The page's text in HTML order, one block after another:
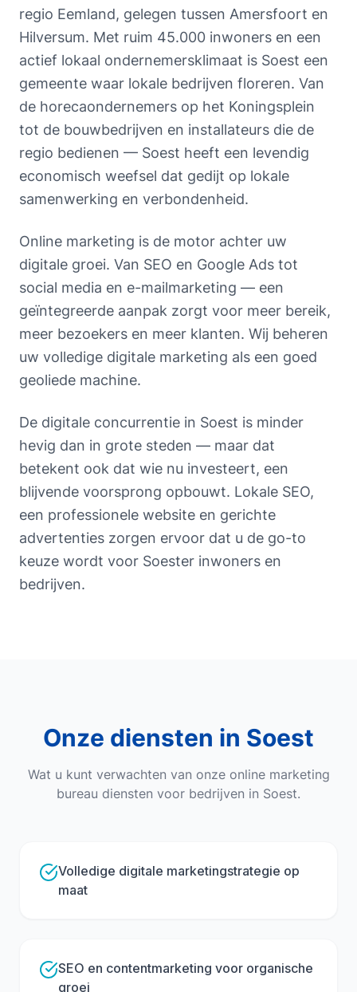
regio Eemland, gelegen tussen Amersfoort en
Hilversum. Met ruim 45.000 inwoners en een
actief lokaal ondernemersklimaat is Soest een
gemeente waar lokale bedrijven floreren. Van
de horecaondernemers op het Koningsplein
tot de bouwbedrijven en installateurs die de
regio bedienen — Soest heeft een levendig
economisch weefsel dat gedijt op lokale
samenwerking en verbondenheid.
Online marketing is de motor achter uw
digitale groei. Van SEO en Google Ads tot
social media en e-mailmarketing — een
geïntegreerde aanpak zorgt voor meer bereik,
meer bezoekers en meer klanten. Wij beheren
uw volledige digitale marketing als een goed
geoliede machine.
De digitale concurrentie in Soest is minder
hevig dan in grote steden — maar dat
betekent ook dat wie nu investeert, een
blijvende voorsprong opbouwt. Lokale SEO,
een professionele website en gerichte
advertenties zorgen ervoor dat u de go-to
keuze wordt voor Soester inwoners en
bedrijven.
Onze diensten in Soest
Wat u kunt verwachten van onze online marketing
bureau diensten voor bedrijven in Soest.
Volledige digitale marketingstrategie op
maat
SEO en contentmarketing voor organische
groei